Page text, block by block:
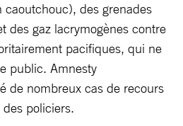
caoutchouc), des grenades
des gaz lacrymogènes contre
pacifiques, qui ne
public. Amnesty
de nombreux cas de recours
policiers.